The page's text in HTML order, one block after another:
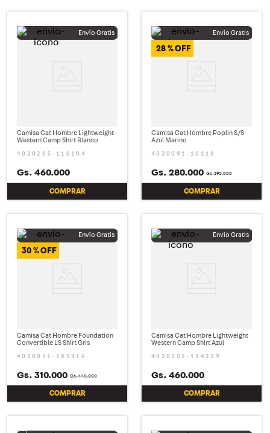
Camisa Cat Hombre Lightweight
Western Camp Shirt Blanco
4020205-110104
Gs. 460.000
COMPRAR
28 %
Camisa Cat Hombre Poplin S/S
Azul Marino
4020091-10118
Gs.390.000
Gs. 280.000
COMPRAR
30 %
Camisa Cat Hombre Foundation
Convertible LS Shirt Gris
4020021-183916
Gs.440.000
Gs. 310.000
COMPRAR
Camisa Cat Hombre Lightweight
Western Camp Shirt Azul
4020205-194229
Gs. 460.000
COMPRAR